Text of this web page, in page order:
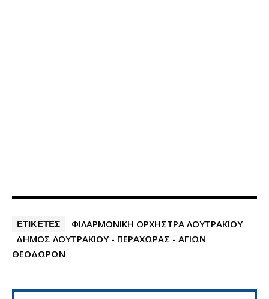
ΕΤΙΚΕΤΕΣ
ΦΙΛΑΡΜΟΝΙΚΗ ΟΡΧΗΣΤΡΑ ΛΟΥΤΡΑΚΙΟΥ
ΔΗΜΟΣ ΛΟΥΤΡΑΚΙΟΥ - ΠΕΡΑΧΩΡΑΣ - ΑΓΙΩΝ
ΘΕΟΔΩΡΩΝ